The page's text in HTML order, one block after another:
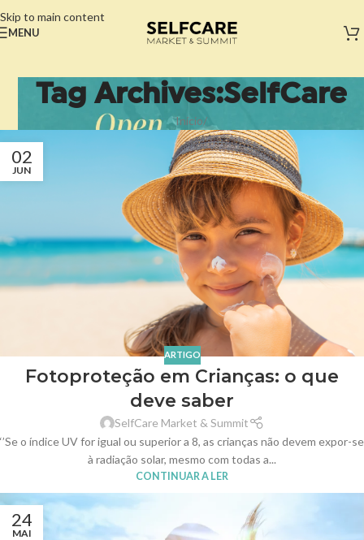
Skip to main content
MENU
Tag Archives:SelfCare
Início/
02
JUN
ARTIGO
Fotoproteção em Crianças: o que
deve saber
SelfCare Market & Summit
‘’Se o índice UV for igual ou superior a 8, as crianças não devem expor-se
à radiação solar, mesmo com todas a...
CONTINUAR A LER
24
MAI